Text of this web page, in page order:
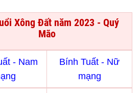
Xông Đất năm 2023 - Quý
Mão
- Nam
Bính Tuất - Nữ
mạng